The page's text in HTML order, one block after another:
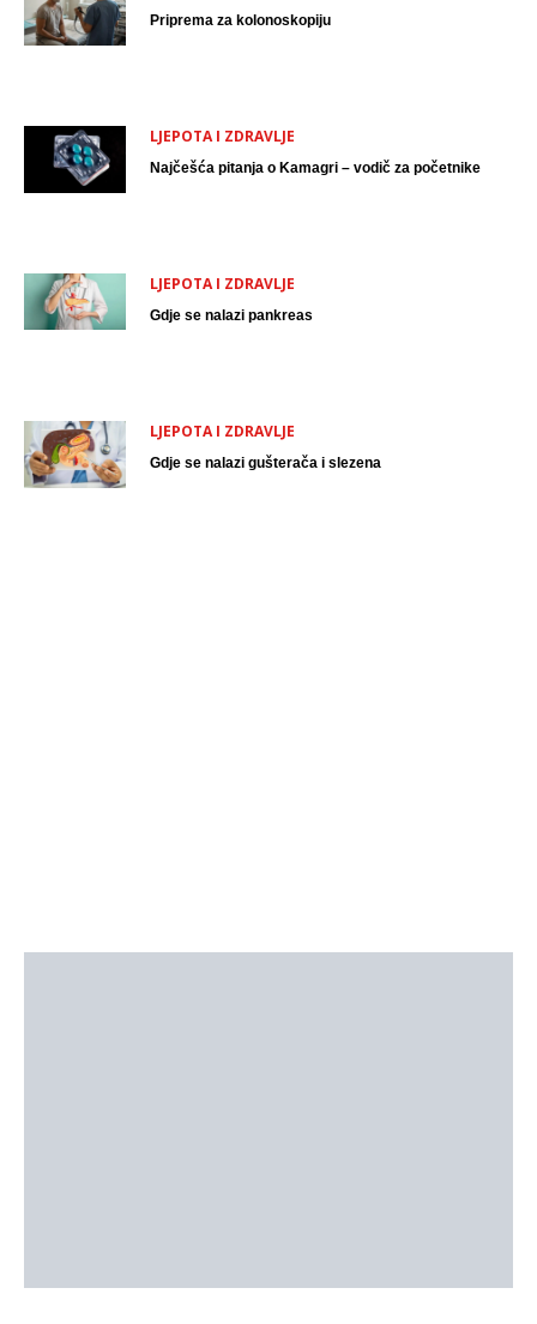
Priprema za kolonoskopiju
LJEPOTA I ZDRAVLJE
Najčešća pitanja o Kamagri – vodič za početnike
LJEPOTA I ZDRAVLJE
Gdje se nalazi pankreas
LJEPOTA I ZDRAVLJE
Gdje se nalazi gušterača i slezena